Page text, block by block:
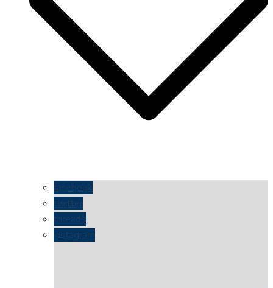
facebook
twitter
threads
instagram